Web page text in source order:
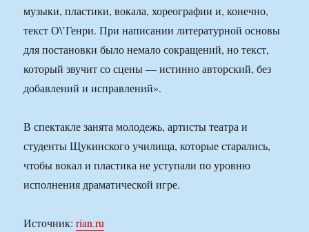
музыки, пластики, вокала, хореографии и, конечно,
текст О\’Генри. При написании литературной основы
для постановки было немало сокращений, но текст,
который звучит со сцены — истинно авторский, без
добавлений и исправлений».
В спектакле занята молодежь, артисты театра и
студенты Щукинского училища, которые старались,
чтобы вокал и пластика не уступали по уровню
исполнения драматической игре.
Источник:rian.ru